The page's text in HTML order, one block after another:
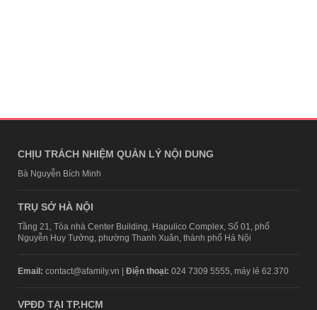
CHỊU TRÁCH NHIỆM QUẢN LÝ NỘI DUNG
Bà Nguyễn Bích Minh
TRỤ SỞ HÀ NỘI
Tầng 21, Tòa nhà Center Building, Hapulico Complex, Số 01, phố
Nguyễn Huy Tưởng, phường Thanh Xuân, thành phố Hà Nội
Email: contact@afamily.vn | Điện thoại: 024 7309 5555, máy lẻ 62.370
VPĐD TẠI TP.HCM